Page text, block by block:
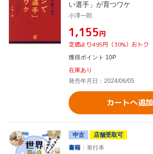
い選手」が育つワケ
小澤一郎
¥1,155円
定価より495円（30%）おトク
獲得ポイント 10P
在庫あり
発売年月日：2024/06/05
カートへ追加
中古
店舗受取可
書籍
単行本